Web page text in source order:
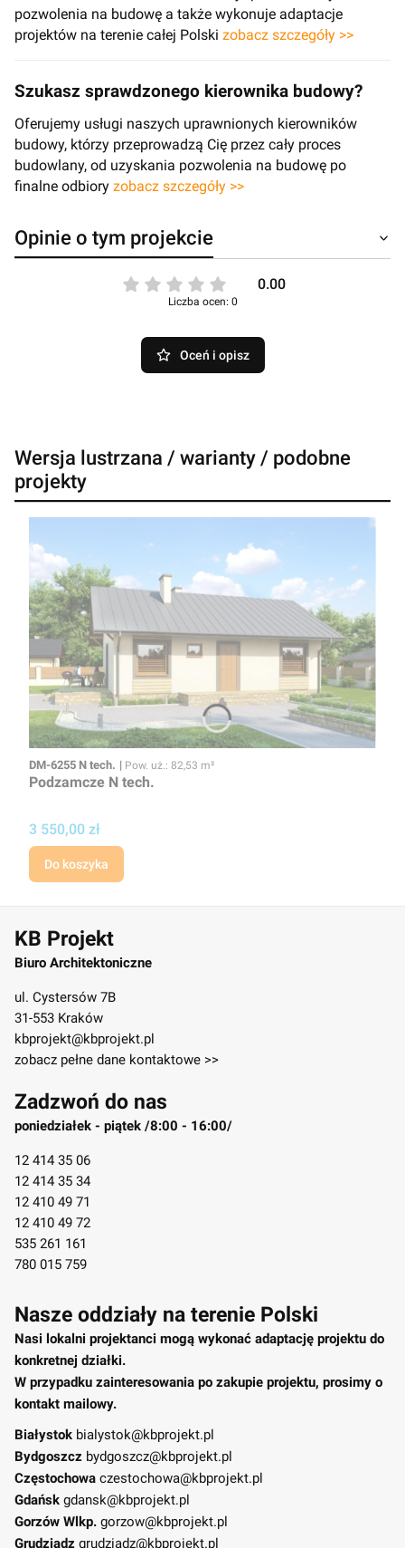
pozwolenia na budowę a także wykonuje adaptacje
projektów na terenie całej Polski zobacz szczegóły >>
Szukasz sprawdzonego kierownika budowy?
Oferujemy usługi naszych uprawnionych kierowników
budowy, którzy przeprowadzą Cię przez cały proces
budowlany, od uzyskania pozwolenia na budowę po
finalne odbiory zobacz szczegóły >>
Opinie o tym projekcie
0.00
Liczba ocen: 0
Oceń i opisz
Wersja lustrzana / warianty / podobne
projekty
Kod
DM-6255 N tech. Powierzchnia użytkowa
Pow. uż.: 82,53 m²
Podzamcze N tech.
Cena
3 550,00 zł
Do koszyka
KB Projekt
Biuro Architektoniczne
ul. Cystersów 7B
31-553 Kraków
kbprojekt@kbprojekt.pl
zobacz pełne dane kontaktowe >>
Zadzwoń do nas
poniedziałek - piątek /8:00 - 16:00/
12 414 35 06
12 414 35 34
12 410 49 71
12 410 49 72
535 261 161
780 015 759
Nasze oddziały na terenie Polski
Nasi lokalni projektanci mogą wykonać adaptację projektu do
konkretnej działki.
W przypadku zainteresowania po zakupie projektu, prosimy o
kontakt mailowy.
Białystok bialystok@kbprojekt.pl
Bydgoszcz bydgoszcz@kbprojekt.pl
Częstochowa czestochowa@kbprojekt.pl
Gdańsk gdansk@kbprojekt.pl
Gorzów Wlkp. gorzow@kbprojekt.pl
Grudziądz grudziadz@kbprojekt.pl